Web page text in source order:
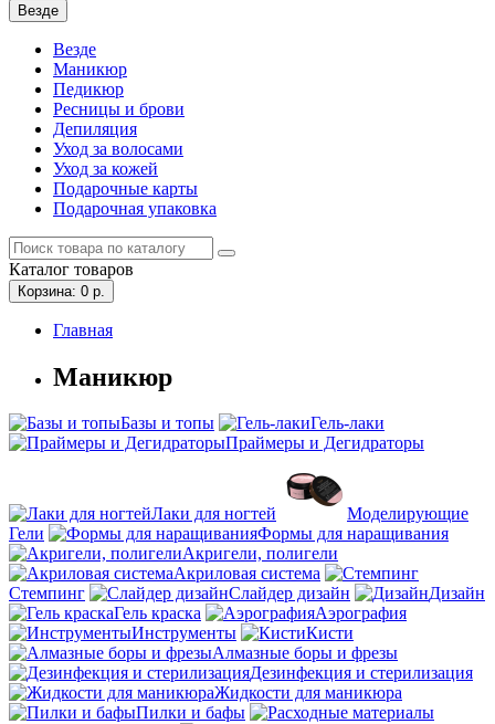
Везде
Везде
Маникюр
Педикюр
Ресницы и брови
Депиляция
Уход за волосами
Уход за кожей
Подарочные карты
Подарочная упаковка
Каталог товаров
Корзина: 0 р.
Главная
Маникюр
Базы и топы
Гель-лаки
Праймеры и Дегидраторы
Лаки для ногтей
Моделирующие
Гели
Формы для наращивания
Акригели, полигели
Акриловая система
Стемпинг
Слайдер дизайн
Дизайн
Гель краска
Аэрография
Инструменты
Кисти
Алмазные боры и фрезы
Дезинфекция и стерилизация
Жидкости для маникюра
Пилки и бафы